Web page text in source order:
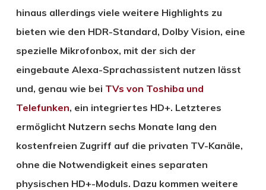
hinaus allerdings viele weitere Highlights zu
bieten wie den HDR-Standard, Dolby Vision, eine
spezielle Mikrofonbox, mit der sich der
eingebaute Alexa-Sprachassistent nutzen lässt
und, genau wie bei TVs von Toshiba und
Telefunken, ein integriertes HD+. Letzteres
ermöglicht Nutzern sechs Monate lang den
kostenfreien Zugriff auf die privaten TV-Kanäle,
ohne die Notwendigkeit eines separaten
physischen HD+-Moduls. Dazu kommen weitere